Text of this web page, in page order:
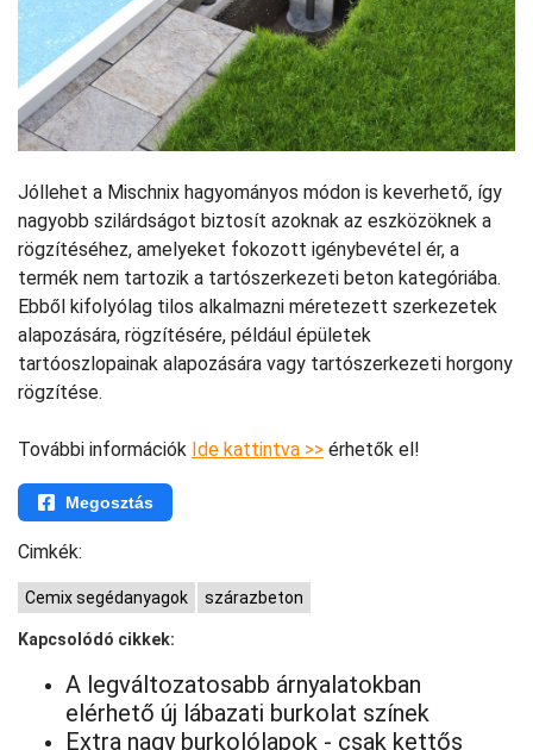
Jóllehet a Mischnix hagyományos módon is keverhető, így
nagyobb szilárdságot biztosít azoknak az eszközöknek a
rögzítéséhez, amelyeket fokozott igénybevétel ér, a
termék nem tartozik a tartószerkezeti beton kategóriába.
Ebből kifolyólag tilos alkalmazni méretezett szerkezetek
alapozására, rögzítésére, például épületek
tartóoszlopainak alapozására vagy tartószerkezeti horgony
rögzítése.
További információk Ide kattintva >> érhetők el!
Megosztás
Cimkék:
Cemix segédanyagok szárazbeton
Kapcsolódó cikkek:
A legváltozatosabb árnyalatokban
elérhető új lábazati burkolat színek
Extra nagy burkolólapok - csak kettős